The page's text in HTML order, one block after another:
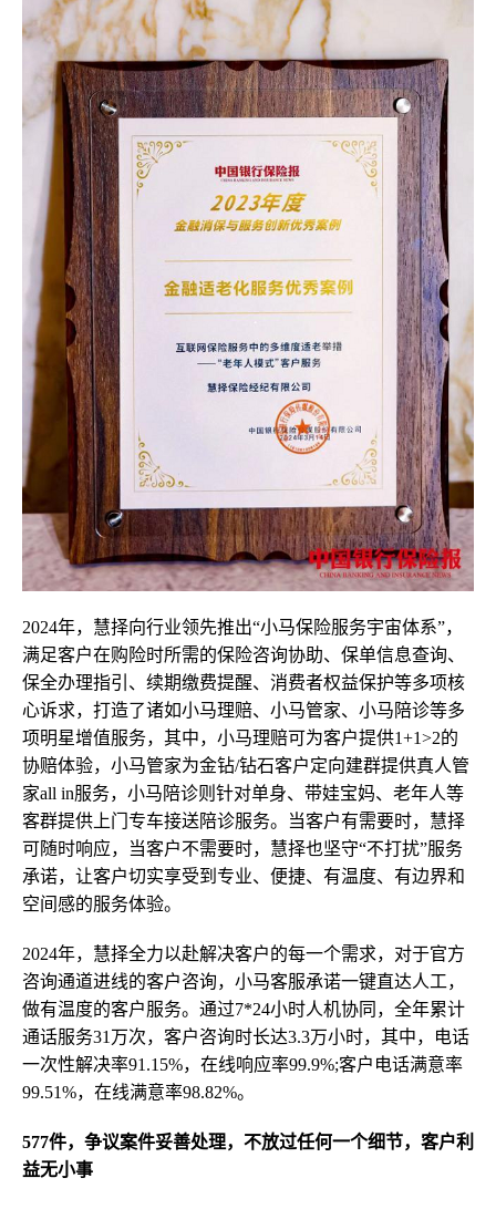
2024年，慧择向行业领先推出“小马保险服务宇宙体系”，
满足客户在购险时所需的保险咨询协助、保单信息查询、
保全办理指引、续期缴费提醒、消费者权益保护等多项核
心诉求，打造了诸如小马理赔、小马管家、小马陪诊等多
项明星增值服务，其中，小马理赔可为客户提供1+1>2的
协赔体验，小马管家为金钻/钻石客户定向建群提供真人管
家all in服务，小马陪诊则针对单身、带娃宝妈、老年人等
客群提供上门专车接送陪诊服务。当客户有需要时，慧择
可随时响应，当客户不需要时，慧择也坚守“不打扰”服务
承诺，让客户切实享受到专业、便捷、有温度、有边界和
空间感的服务体验。
2024年，慧择全力以赴解决客户的每一个需求，对于官方
咨询通道进线的客户咨询，小马客服承诺一键直达人工，
做有温度的客户服务。通过7*24小时人机协同，全年累计
通话服务31万次，客户咨询时长达3.3万小时，其中，电话
一次性解决率91.15%，在线响应率99.9%;客户电话满意率
99.51%，在线满意率98.82%。
577件，争议案件妥善处理，不放过任何一个细节，客户利
益无小事